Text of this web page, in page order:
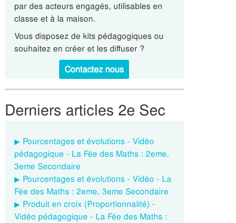
par des acteurs engagés, utilisables en
classe et à la maison.
Vous disposez de kits pédagogiques ou
souhaitez en créer et les diffuser ?
Contactez nous
Derniers articles 2e Sec
Pourcentages et évolutions - Vidéo
pédagogique - La Fée des Maths : 2eme,
3eme Secondaire
Pourcentages et évolutions - Vidéo - La
Fée des Maths : 2eme, 3eme Secondaire
Produit en croix (Proportionnalité) -
Vidéo pédagogique - La Fée des Maths :